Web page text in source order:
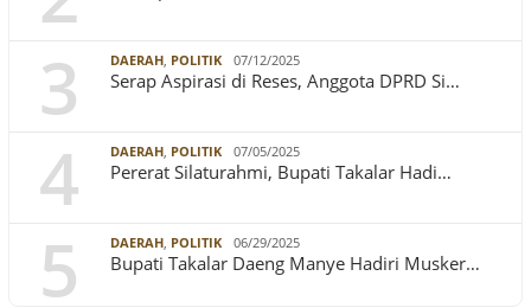
3 DAERAH, POLITIK 07/12/2025
Serap Aspirasi di Reses, Anggota DPRD Si…
4 DAERAH, POLITIK 07/05/2025
Pererat Silaturahmi, Bupati Takalar Hadi…
5 DAERAH, POLITIK 06/29/2025
Bupati Takalar Daeng Manye Hadiri Musker…